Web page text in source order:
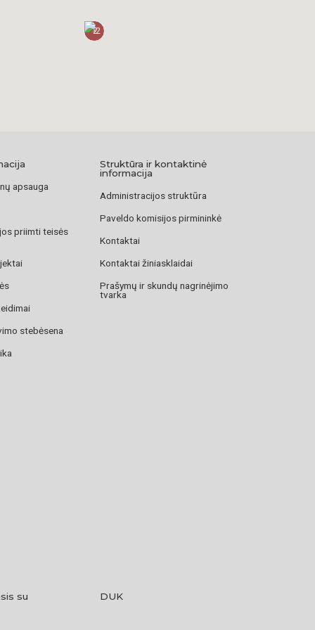
2
apsauga
priimti teisės
stebėsena
Struktūra ir kontaktinė
informacija
Administracijos struktūra
Paveldo komisijos pirmininkė
Kontaktai
Kontaktai žiniasklaidai
Prašymų ir skundų nagrinėjimo
tvarka
su DUK